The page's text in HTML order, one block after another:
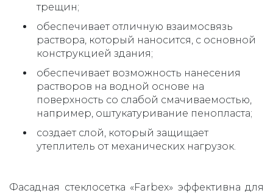
трещин;
обеспечивает отличную взаимосвязь
раствора, который наносится, с основной
конструкцией здания;
обеспечивает возможность нанесения
растворов на водной основе на
поверхность со слабой смачиваемостью,
например, оштукатуривание пенопласта;
создает слой, который защищает
утеплитель от механических нагрузок.
Фасадная стеклосетка «Farbex» эффективна для